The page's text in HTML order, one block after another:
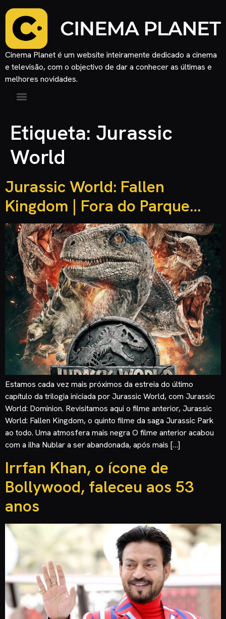
Cinema Planet é um website inteiramente dedicado a cinema
e televisão, com o objectivo de dar a conhecer as últimas e
melhores novidades.
Etiqueta: Jurassic
World
Jurassic World: Fallen
Kingdom | Fora do Parque…
Estamos cada vez mais próximos da estreia do último
capítulo da trilogia iniciada por Jurassic World, com Jurassic
World: Dominion. Revisitamos aqui o filme anterior, Jurassic
World: Fallen Kingdom, o quinto filme da saga Jurassic Park
ao todo. Uma atmosfera mais negra O filme anterior acabou
com a ilha Nublar a ser abandonada, após mais […]
Irrfan Khan, o ícone de
Bollywood, faleceu aos 53
anos